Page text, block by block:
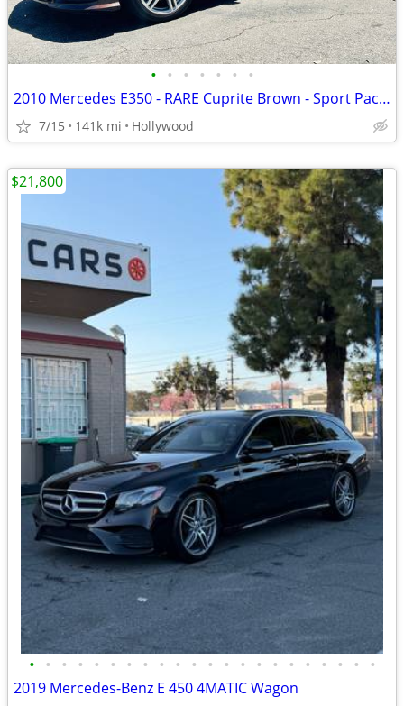
• • • • • • •
2010 Mercedes E350 - RARE Cuprite Brown - Sport Package AMG Wheels
7/15 141k mi Hollywood
• • • • • • • • • • • • • • • • • • • • • •
2019 Mercedes-Benz E 450 4MATIC Wagon
$21,800